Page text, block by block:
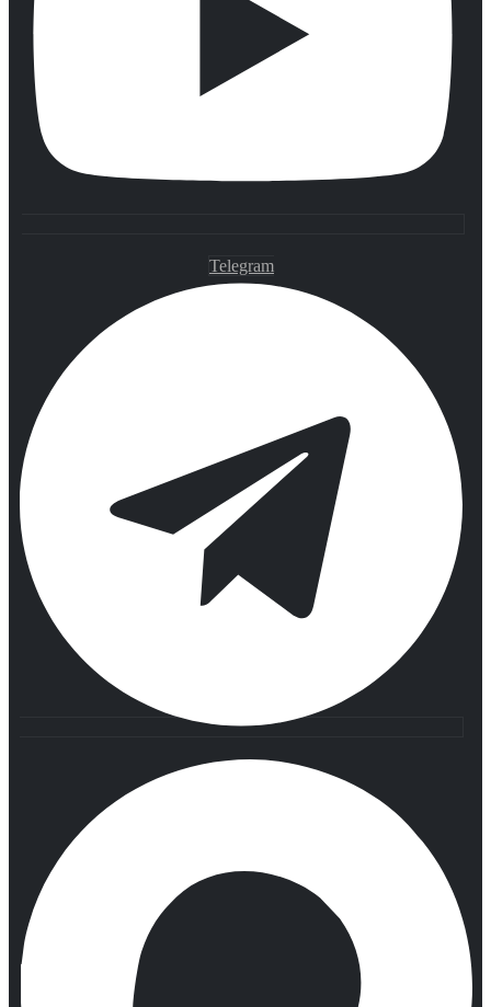
Telegram